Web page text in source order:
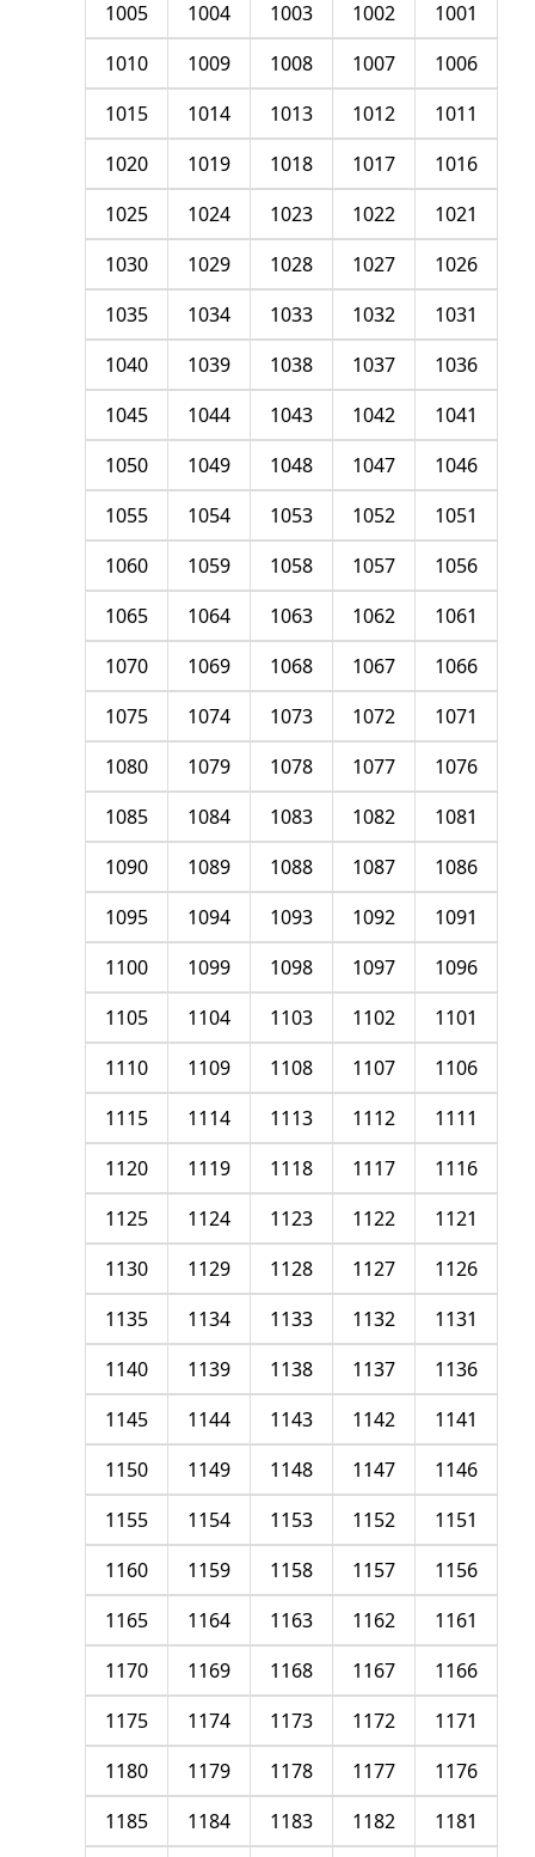
1001
1002
1003
1004
1005
1006
1007
1008
1009
1010
1011
1012
1013
1014
1015
1016
1017
1018
1019
1020
1021
1022
1023
1024
1025
1026
1027
1028
1029
1030
1031
1032
1033
1034
1035
1036
1037
1038
1039
1040
1041
1042
1043
1044
1045
1046
1047
1048
1049
1050
1051
1052
1053
1054
1055
1056
1057
1058
1059
1060
1061
1062
1063
1064
1065
1066
1067
1068
1069
1070
1071
1072
1073
1074
1075
1076
1077
1078
1079
1080
1081
1082
1083
1084
1085
1086
1087
1088
1089
1090
1091
1092
1093
1094
1095
1096
1097
1098
1099
1100
1101
1102
1103
1104
1105
1106
1107
1108
1109
1110
1111
1112
1113
1114
1115
1116
1117
1118
1119
1120
1121
1122
1123
1124
1125
1126
1127
1128
1129
1130
1131
1132
1133
1134
1135
1136
1137
1138
1139
1140
1141
1142
1143
1144
1145
1146
1147
1148
1149
1150
1151
1152
1153
1154
1155
1156
1157
1158
1159
1160
1161
1162
1163
1164
1165
1166
1167
1168
1169
1170
1171
1172
1173
1174
1175
1176
1177
1178
1179
1180
1181
1182
1183
1184
1185